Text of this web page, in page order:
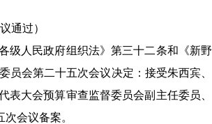
通过）
人民政府组织法》第三十二条和《新野
会第二十五次会议决定：接受朱西宾、
大会预算审查监督委员会副主任委员、
会议备案。